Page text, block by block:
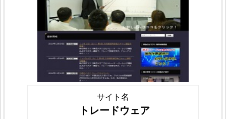
サイト名
トレードウェア